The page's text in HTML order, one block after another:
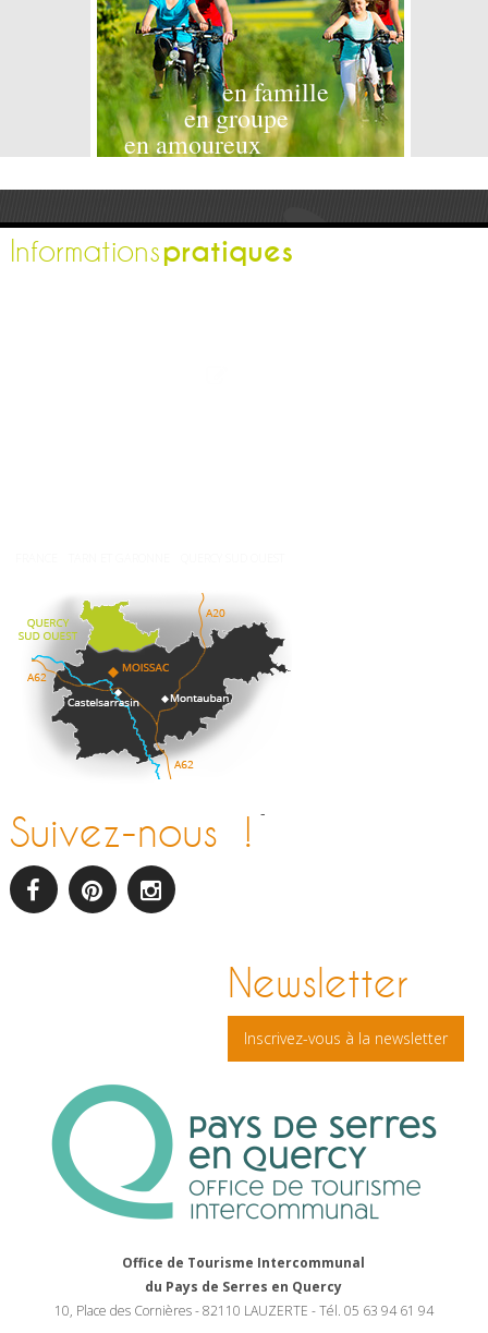
en famille
en groupe
en amoureux
Informationspratiques
Suivez-nous !
Newsletter
Inscrivez-vous à la newsletter
-
Office de Tourisme Intercommunal
du Pays de Serres en Quercy
10, Place des Cornières - 82110 LAUZERTE - Tél. 05 63 94 61 94